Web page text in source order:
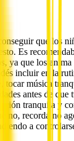
que los
Es
ya que los
incluir en la
tocar música
antes de
tranquila y
no, recordá no
a